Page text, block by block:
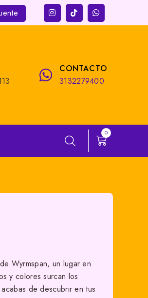
CONTACTO
3132279400
0
Wyrmspan, un lugar en
y colores surcan los
de descubrir en tus